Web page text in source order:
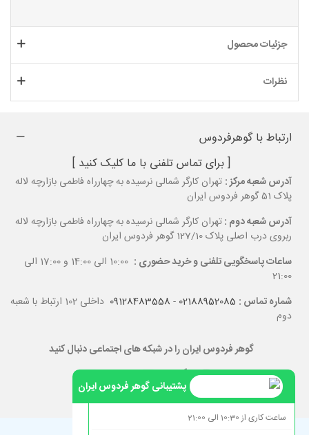
جزئیات محصول
نظرات
ارتباط با گوهرفردوس
[ برای تماس تلفنی با ما کلیک کنید ]
آدرس شعبه مرکز : تهران کارگر شمالی نرسیده به چهارراه فاطمی بازارچه لاله
پلاک 51 گوهر فردوس ایران
آدرس شعبه دوم :تهران کارگر شمالی نرسیده به چهارراه فاطمی بازارچه لاله
ربروی درب اصلی پلاک 127/10 گوهر فردوس ایران
ساعات پاسخگویی تلفنی و خرید حضوری :
10:00 الی 14:00 و 17:00 الی
21:00
شماره تماس : 02188952085
-
09128483558
داخلی 102 ارتباط با شعبه
دوم
گوهر فردوس ایران را در شبکه های اجتماعی دنبال کنید
پشتیبانی گوهر فردوس ایران
ساعت کاری از 10:30 الی 21:00